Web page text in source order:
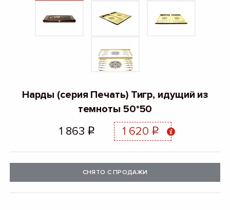
Нарды (серия Печать) Тигр, идущий из
темноты 50*50
1 863 q 1 620 q
СНЯТО С ПРОДАЖИ